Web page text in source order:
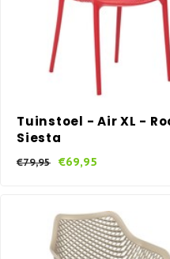
Tuinstoel - Air XL -
Siesta
€79,95 €69,95